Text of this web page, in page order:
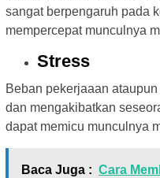
sangat berpengaruh pada
mempercepat munculnya
Stress
Beban pekerjaaan
dan mengakibatkan
dapat memicu munculnya
Baca Juga : Cara